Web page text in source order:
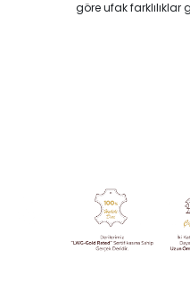
göre ufak farklılıklar